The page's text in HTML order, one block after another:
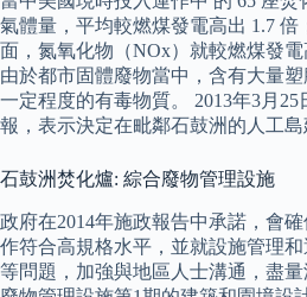
氣體量，平均較燃煤發電高出 1.7
面，氮氧化物（NOx）就較燃煤發
由於都市固體廢物當中，含有大量
一定程度的有毒物質。 2013年3月
報，表示決定在毗鄰石鼓洲的人工島
石鼓洲焚化爐: 綜合廢物管理設施
政府在2014年施政報告中承諾，會
作符合高規格水平，並就設施管理
等問題，加強與地區人士溝通，盡